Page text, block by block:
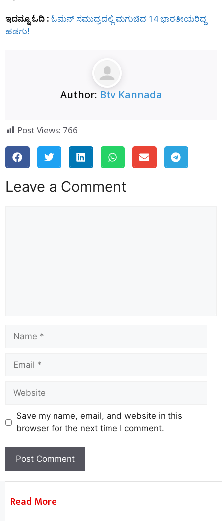
ಇದನ್ನೂ ಓದಿ : ಓಮನ್ ಸಮುದ್ರದಲ್ಲಿ ಮಗುಚಿದ 14 ಭಾರತೀಯರಿದ್ದ
ಹಡಗು!
Author: Btv Kannada
Post Views: 766
Leave a Comment
Save my name, email, and website in this
browser for the next time I comment.
Read More